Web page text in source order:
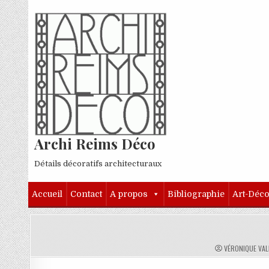
Skip to content
Archi Reims Déco
Détails décoratifs architecturaux
Accueil Contact A propos Bibliographie Art-Déco
AUTHOR:
VÉRONIQUE